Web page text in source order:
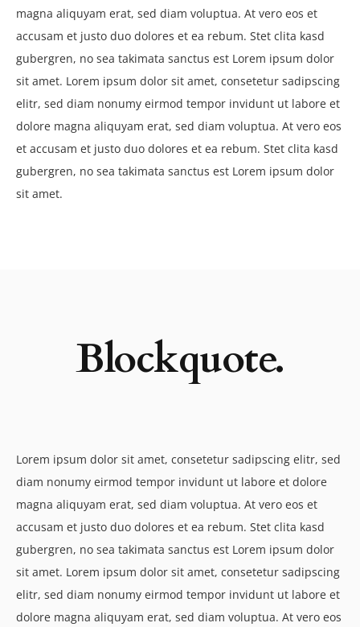
magna aliquyam erat, sed diam voluptua. At vero eos et
accusam et justo duo dolores et ea rebum. Stet clita kasd
gubergren, no sea takimata sanctus est Lorem ipsum dolor
sit amet. Lorem ipsum dolor sit amet, consetetur sadipscing
elitr, sed diam nonumy eirmod tempor invidunt ut labore et
dolore magna aliquyam erat, sed diam voluptua. At vero eos
et accusam et justo duo dolores et ea rebum. Stet clita kasd
gubergren, no sea takimata sanctus est Lorem ipsum dolor
sit amet.
Blockquote.
Lorem ipsum dolor sit amet, consetetur sadipscing elitr, sed
diam nonumy eirmod tempor invidunt ut labore et dolore
magna aliquyam erat, sed diam voluptua. At vero eos et
accusam et justo duo dolores et ea rebum. Stet clita kasd
gubergren, no sea takimata sanctus est Lorem ipsum dolor
sit amet. Lorem ipsum dolor sit amet, consetetur sadipscing
elitr, sed diam nonumy eirmod tempor invidunt ut labore et
dolore magna aliquyam erat, sed diam voluptua. At vero eos